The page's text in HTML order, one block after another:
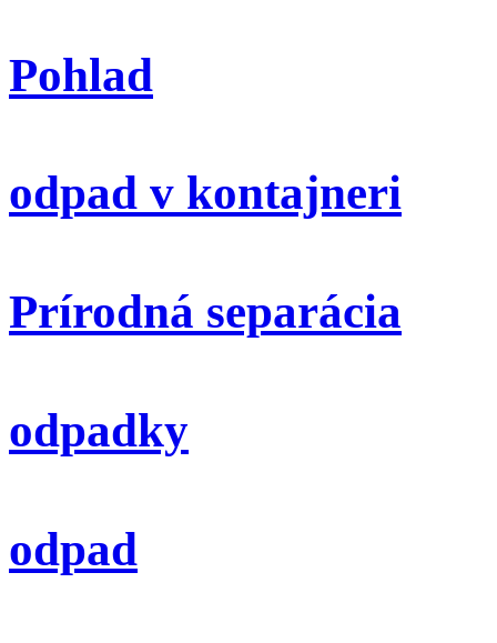
Pohlad
odpad v kontajneri
Prírodná separácia
odpadky
odpad